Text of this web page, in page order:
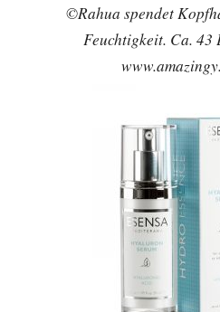
©Rahua spendet
Feuchtigkeit. Ca. 43